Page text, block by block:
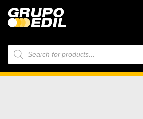
Búsqueda
de
productos